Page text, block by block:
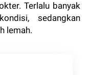
Terlalu banyak
sedangkan
lemah.